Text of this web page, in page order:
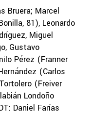
Bruera; Marcel
81), Leonardo
Miguel
Gustavo
Pérez (Franner
(Carlos
(Freiver
Londoño
Daniel Farías